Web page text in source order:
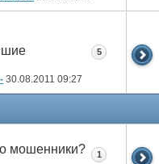
30.08.2011 09:27
5
мошенники? 1